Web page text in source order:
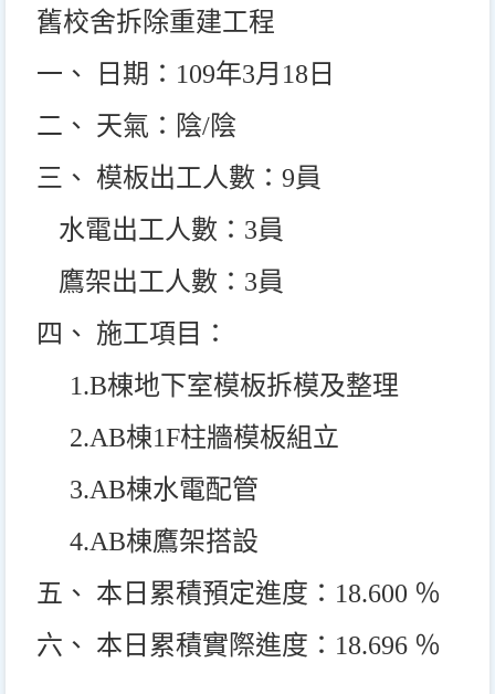
舊校舍拆除重建工程
一、 日期：109年3月18日
二、 天氣：陰/陰
三、 模板出工人數：9員
水電出工人數：3員
鷹架出工人數：3員
四、 施工項目：
1.B棟地下室模板拆模及整理
2.AB棟1F柱牆模板組立
3.AB棟水電配管
4.AB棟鷹架搭設
五、 本日累積預定進度：18.600 ％
六、 本日累積實際進度：18.696 ％